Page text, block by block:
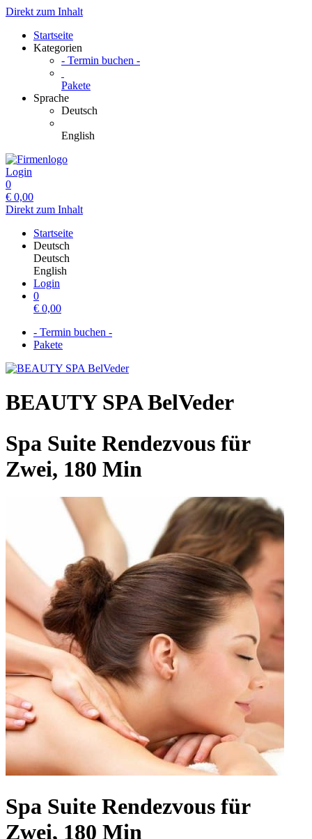
Direkt zum Inhalt
Startseite
Kategorien
- Termin buchen -
Pakete
Sprache
Deutsch
English
Login
0
€ 0,00
Direkt zum Inhalt
Startseite
Deutsch
Deutsch
English
Login
0
€ 0,00
- Termin buchen -
Pakete
BEAUTY SPA BelVeder
Spa Suite Rendezvous für
Zwei, 180 Min
Spa Suite Rendezvous für
Zwei, 180 Min